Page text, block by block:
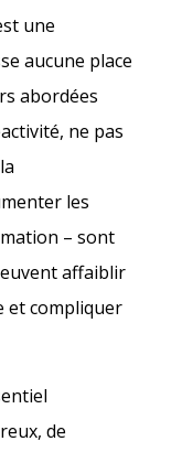
une
aucune place
abordées
ne pas
les
– sont
affaiblir
et compliquer
de